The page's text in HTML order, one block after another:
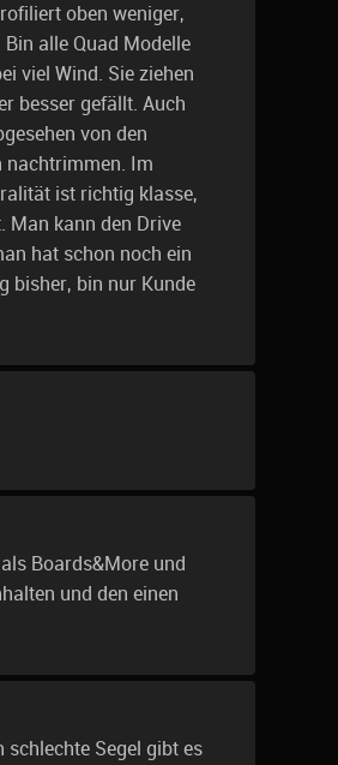
oben weniger,
alle Quad Modelle
viel Wind. Sie ziehen
besser gefällt. Auch
von den
nachtrimmen. Im
ist richtig klasse,
Man kann den Drive
hat schon noch ein
bisher, bin nur Kunde
Boards&More und
und den einen
schlechte Segel gibt es